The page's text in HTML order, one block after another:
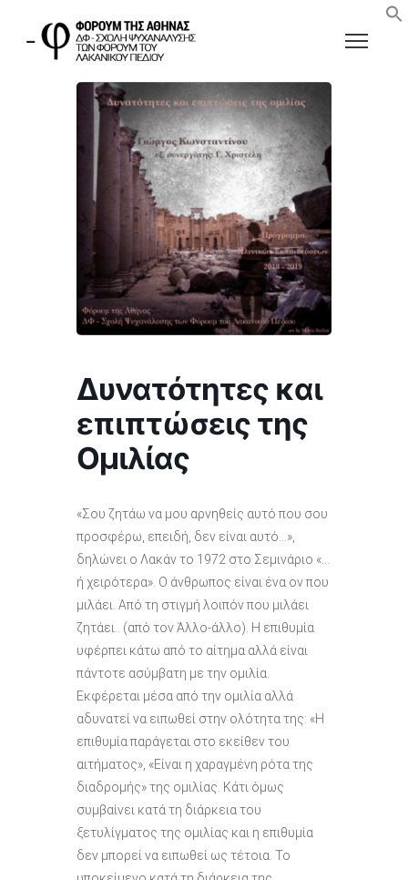
Δυνατότητες και
επιπτώσεις της
Ομιλίας
«Σου ζητάω να μου αρνηθείς αυτό που σου
προσφέρω, επειδή, δεν είναι αυτό…»,
δηλώνει ο Λακάν το 1972 στο Σεμινάριο «…
ή χειρότερα». Ο άνθρωπος είναι ένα ον που
μιλάει. Από τη στιγμή λοιπόν που μιλάει
ζητάει.. (από τον Άλλο-άλλο). Η επιθυμία
υφέρπει κάτω από το αίτημα αλλά είναι
πάντοτε ασύμβατη με την ομιλία.
Εκφέρεται μέσα από την ομιλία αλλά
αδυνατεί να ειπωθεί στην ολότητα της: «Η
επιθυμία παράγεται στο εκείθεν του
αιτήματος», «Είναι η χαραγμένη ρότα της
διαδρομής» της ομιλίας. Κάτι όμως
συμβαίνει κατά τη διάρκεια του
ξετυλίγματος της ομιλίας και η επιθυμία
δεν μπορεί να ειπωθεί ως τέτοια. Το